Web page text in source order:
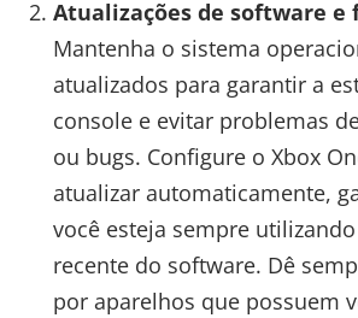
Atualizações de software e
Mantenha o sistema
atualizados para garantir a
console e evitar problemas
ou bugs. Configure o Xbox
atualizar automaticamente,
você esteja sempre
recente do software. Dê
por aparelhos que possuem